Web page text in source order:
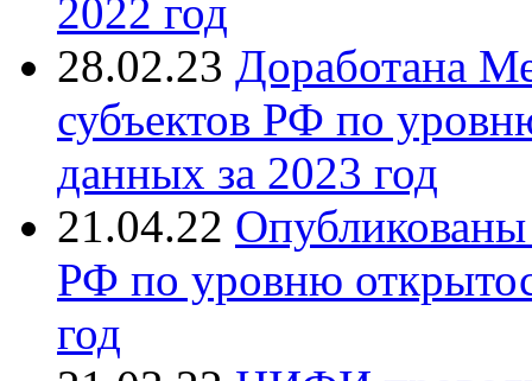
2022 год
28.02.23 Доработана
субъектов РФ по
данных за 2023 год
21.04.22 Опубликованы
РФ по уровню
год